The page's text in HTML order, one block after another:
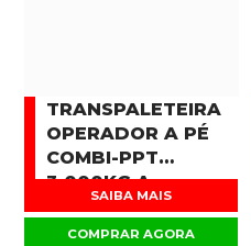
TRANSPALETEIRA
OPERADOR A PÉ
COMBI-PPT
3.000KG A
16.000KG
SAIBA MAIS
COMPRAR AGORA